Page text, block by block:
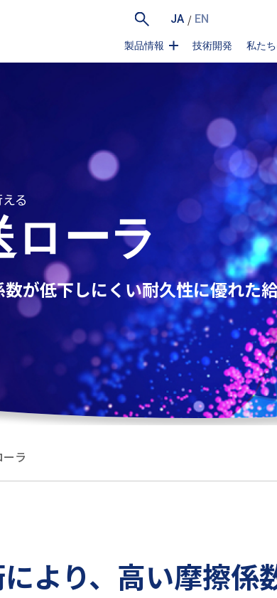
JA / EN
製品情報 技術開発 私た
る
ローラ
が低下しにくい耐久性に優れた
ラ
より、 高い摩擦係